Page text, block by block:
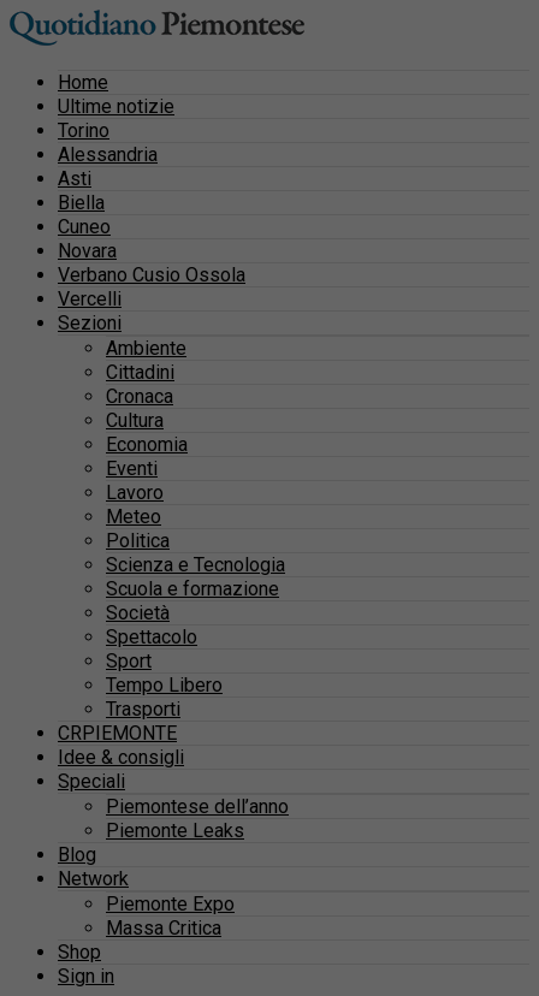
Home
Ultime notizie
Torino
Alessandria
Asti
Biella
Cuneo
Novara
Verbano Cusio Ossola
Vercelli
Sezioni
Ambiente
Cittadini
Cronaca
Cultura
Economia
Eventi
Lavoro
Meteo
Politica
Scienza e Tecnologia
Scuola e formazione
Società
Spettacolo
Sport
Tempo Libero
Trasporti
CRPIEMONTE
Idee & consigli
Speciali
Piemontese dell’anno
Piemonte Leaks
Blog
Network
Piemonte Expo
Massa Critica
Shop
Sign in